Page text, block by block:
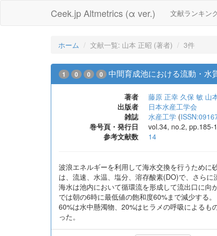
Ceek.jp Altmetrics (α ver.) 文献ランキン
ホーム 文献一覧: 山本 正昭 (著者) 3件
1 0 0 0 中間育成池における流動・水
著者 藤原 正幸 久保 敏 山
出版者
日本水産工学会
雑誌
水産工学 (
巻号頁・発行日
vol.34, no.2, pp.185-
参考文献数
14
波浪エネルギーを利用して海水交換を行うため
は、流速、水温、塩分、溶存酸素(DO)で、さら
海水は池内において循環流を形成して流出口に
では朝の6時に最低値の飽和度60%まで減少する
60%は水中懸濁物、20%はヒラメの呼吸による
った。